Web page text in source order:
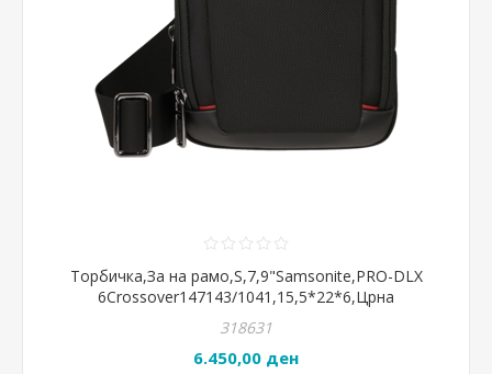
Торбичка,За на рамо,S,7,9"Samsonite,PRO-DLX
6Crossover147143/1041,15,5*22*6,Црна
318631
6.450,00 ден